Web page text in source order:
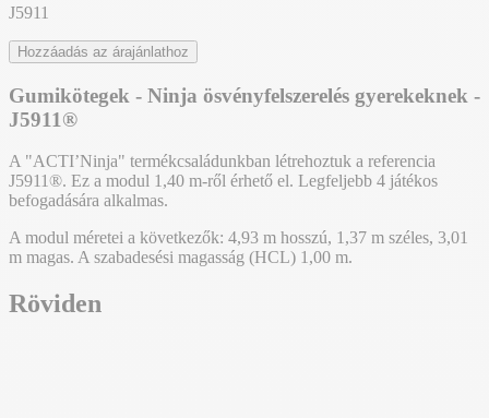
J5911
Hozzáadás az árajánlathoz
Gumikötegek - Ninja ösvényfelszerelés gyerekeknek -
J5911®
A "ACTI’Ninja" termékcsaládunkban létrehoztuk a referencia
J5911®. Ez a modul 1,40 m-ről érhető el. Legfeljebb 4 játékos
befogadására alkalmas.
A modul méretei a következők: 4,93 m hosszú, 1,37 m széles, 3,01
m magas. A szabadesési magasság (HCL) 1,00 m.
Röviden